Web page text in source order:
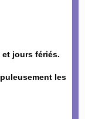
jours fériés.
les